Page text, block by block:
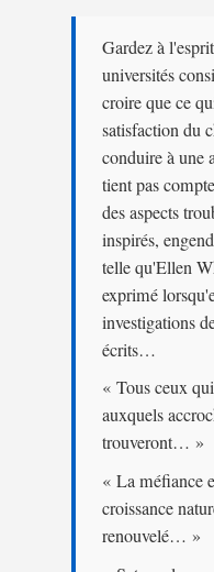
Gardez à
universités
croire que ce
satisfaction du
conduire à une
tient pas
des aspects
inspirés,
telle qu'Ellen
exprimé
investigations
écrits…
« Tous ceux
auxquels
trouveront… »
« La méfiance
croissance
renouvelé… »